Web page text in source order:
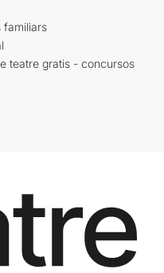
familiars
teatre gratis - concursos